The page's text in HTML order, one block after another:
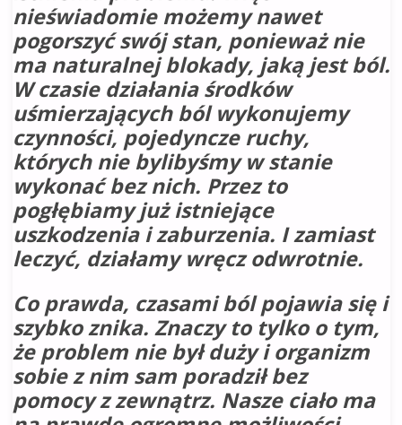
nieświadomie możemy nawet
pogorszyć swój stan, ponieważ nie
ma naturalnej blokady, jaką jest ból.
W czasie działania środków
uśmierzających ból wykonujemy
czynności, pojedyncze ruchy,
których nie bylibyśmy w stanie
wykonać bez nich. Przez to
pogłębiamy już istniejące
uszkodzenia i zaburzenia. I zamiast
leczyć, działamy wręcz odwrotnie.
Co prawda, czasami ból pojawia się i
szybko znika. Znaczy to tylko o tym,
że problem nie był duży i organizm
sobie z nim sam poradził bez
pomocy z zewnątrz. Nasze ciało ma